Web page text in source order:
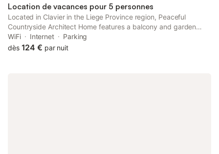
Location de vacances pour 5 personnes
Located in Clavier in the Liege Province region, Peaceful
Countryside Architect Home features a balcony and garden
views. This property offers access to a terrace, free private
parking and free WiFi.
WiFi Internet
Parking
dès 124 € par nuit